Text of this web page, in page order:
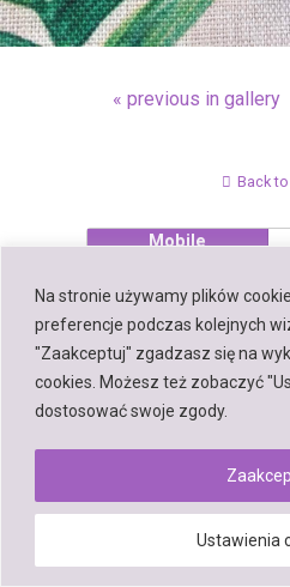
Na stronie używamy plików
preferencje podczas kolejnych
"Zaakceptuj" zgadzasz się na
cookies. Możesz też zobaczyć
dostosować swoje zgody.
Ustawienia
« previous in gallery
Back
Mobile
Powered
WPtouch Mobile